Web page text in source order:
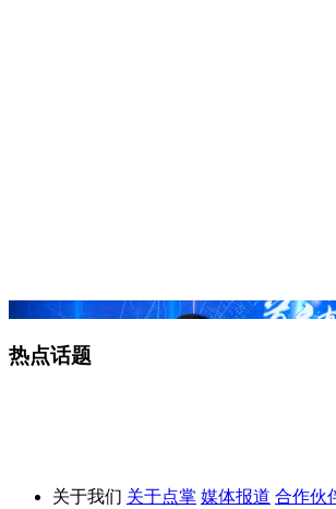
热点话题
关于我们 关于点掌 媒体报道 合作伙